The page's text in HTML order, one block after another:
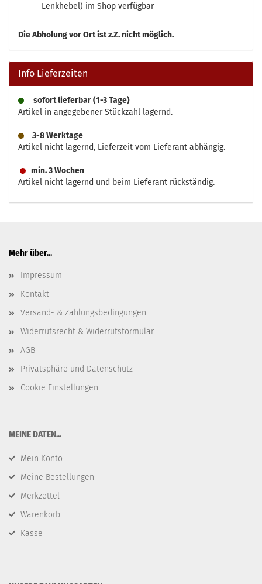
Lenkhebel) im Shop verfügbar
DieAbholung vor Ort ist z.Z. nicht möglich.
Info Lieferzeiten
sofort lieferbar (1-3 Tage)
Artikel in angegebener Stückzahl lagernd.
3-8 Werktage
Artikel nicht lagernd, Lieferzeit vom Lieferant abhängig.
min. 3 Wochen
Artikel nicht lagernd und beim Lieferant rückständig.
Mehr über...
Impressum
Kontakt
Versand- & Zahlungsbedingungen
Widerrufsrecht & Widerrufsformular
AGB
Privatsphäre und Datenschutz
Cookie Einstellungen
​MEINE DATEN...
Mein Konto
Meine Bestellungen
Merkzettel
Warenkorb
Kasse